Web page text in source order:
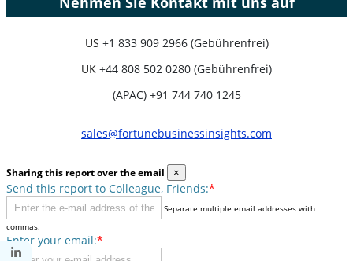
US +1 833 909 2966 (Gebührenfrei)
UK +44 808 502 0280 (Gebührenfrei)
(APAC) +91 744 740 1245
sales@fortunebusinessinsights.com
Sharing this report over the email ×
Send this report to Colleague, Friends:*
Separate multiple email addresses with
commas.
Enter your email:*